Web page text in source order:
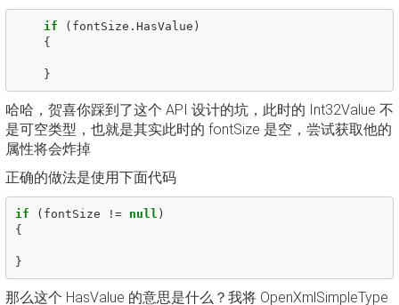
if ( fontSize . HasValue )
{
}
哈哈，贺喜你踩到了这个 API 设计的坑，此时的 Int32Value 不
是可空类型，也就是其实此时的 fontSize 是空，尝试获取他的
属性将会炸掉
正确的做法是使用下面代码
if ( fontSize != null )
{
}
那么这个 HasValue 的意思是什么？我将 OpenXmlSimpleType